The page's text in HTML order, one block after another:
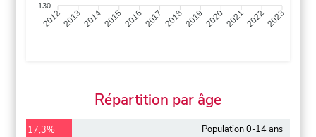
130
201220132014201520162017 20182019 2020202120222023
Répartition par âge
17,3% Population 0-14 ans